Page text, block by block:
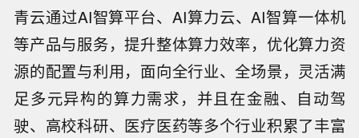
青云通过AI智算平台、AI算力云、AI智算一体机
等产品与服务，提升整体算力效率，优化算力资
源的配置与利用，面向全行业、全场景，灵活满
足多元异构的算力需求，并且在金融、自动驾
驶、高校科研、医疗医药等多个行业积累了丰富